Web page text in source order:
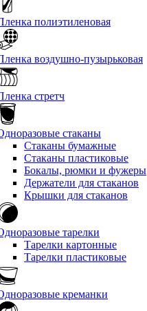
полиэтиленовая
воздушно-пузырьковая
стретч
стаканы
Стаканы бумажные
Стаканы пластиковые
Бокалы, рюмки и фужеры
Держатели для стаканов
Крышки для стаканов
тарелки
Тарелки картонные
Тарелки пластиковые
креманки